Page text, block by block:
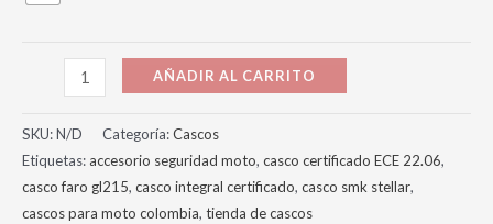
AÑADIR AL CARRITO
SKU:N/D Categoría:Cascos
Etiquetas: accesorio seguridad moto, casco certificado ECE 22.06,
casco faro gl215, casco integral certificado, casco smk stellar,
cascos para moto colombia, tienda de cascos